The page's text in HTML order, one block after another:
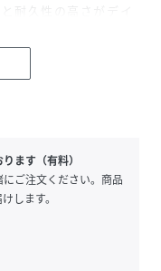
耐久性の高さがデイ
リラックスコーデも
ンザレス】
ス
手掛けるブランドが
ーカーペン、フォト
字など独自の手法に
ます（有料）
ご注文ください。商品
します。